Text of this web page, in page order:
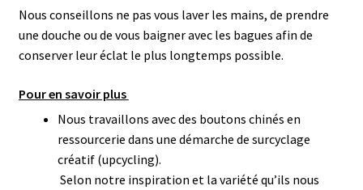
Nous conseillons ne pas vous laver les mains, de prendre
une douche ou de vous baigner avec les bagues afin de
conserver leur éclat le plus longtemps possible.
Pour en savoir plus
Nous travaillons avec des boutons chinés en
ressourcerie dans une démarche de surcyclage
créatif (upcycling).
Selon notre inspiration et la variété qu’ils nous